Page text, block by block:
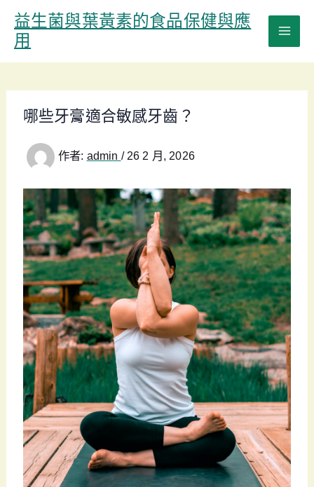
容
益生菌與葉黃素的食品保健與應
用
哪些牙膏適合敏感牙齒？
作者: admin / 26 2 月, 2026